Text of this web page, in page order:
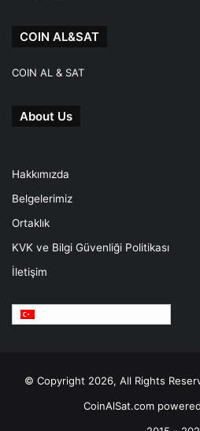
COIN AL&SAT
COIN AL & SAT
About Us
Hakkımızda
Belgelerimiz
Ortaklık
KVK ve Bilgi Güvenliği Politikası
İletişim
© Copyright 2026, All Rights
CoinAlSat.com